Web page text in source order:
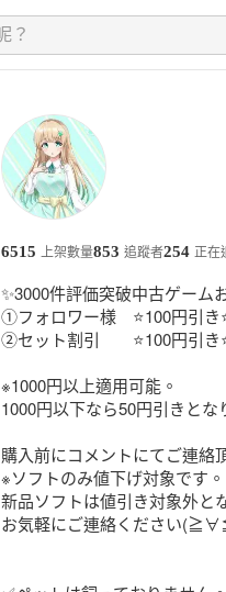
6515 上架數量853 追蹤者254 正在
✨3000件評価突破中古ゲーム
①フォロワー様　⭐️100円引き
②セット割引　　⭐️100円引き
※1000円以上適用可能。
1000円以下なら50円引きとな
購入前にコメントにてご連絡
※ソフトのみ値下げ対象です。
新品ソフトは値引き対象外と
お気軽にご連絡ください